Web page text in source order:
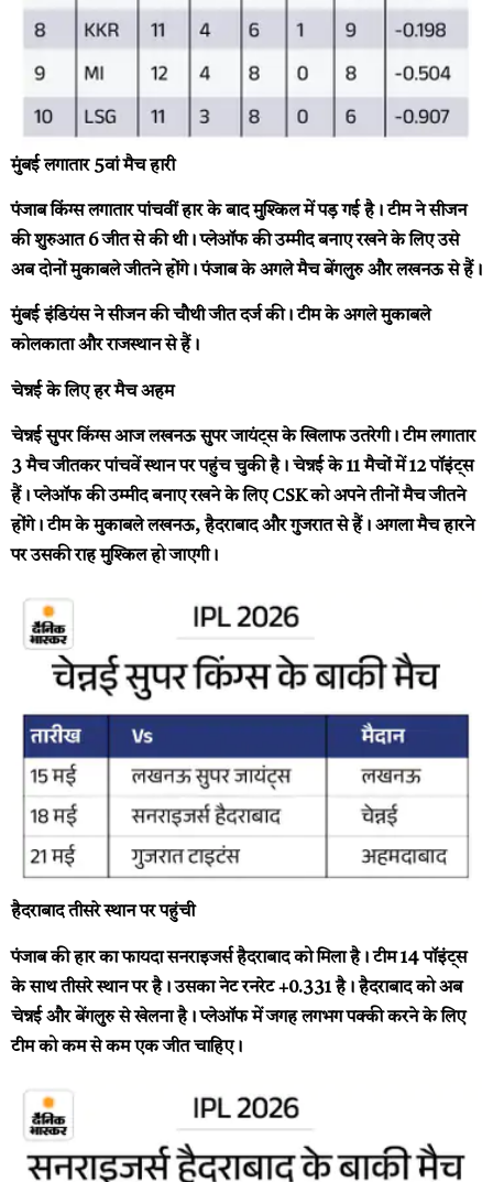
मुंबई लगातार 5वां मैच हारी
पंजाब किंग्स लगातार पांचवीं हार के बाद मुश्किल में पड़ गई है। टीम ने सीजन
की शुरुआत 6 जीत से की थी। प्लेऑफ की उम्मीद बनाए रखने के लिए उसे
अब दोनों मुकाबले जीतने होंगे। पंजाब के अगले मैच बेंगलुरु और लखनऊ से हैं।
मुंबई इंडियंस ने सीजन की चौथी जीत दर्ज की। टीम के अगले मुकाबले
कोलकाता और राजस्थान से हैं।
चेन्नई के लिए हर मैच अहम
चेन्नई सुपर किंग्स आज लखनऊ सुपर जायंट्स के खिलाफ उतरेगी। टीम लगातार
3 मैच जीतकर पांचवें स्थान पर पहुंच चुकी है। चेन्नई के 11 मैचों में 12 पॉइंट्स
हैं। प्लेऑफ की उम्मीद बनाए रखने के लिए CSK को अपने तीनों मैच जीतने
होंगे। टीम के मुकाबले लखनऊ, हैदराबाद और गुजरात से हैं। अगला मैच हारने
पर उसकी राह मुश्किल हो जाएगी।
हैदराबाद तीसरे स्थान पर पहुंची
पंजाब की हार का फायदा सनराइजर्स हैदराबाद को मिला है। टीम 14 पॉइंट्स
के साथ तीसरे स्थान पर है। उसका नेट रनरेट +0.331 है। हैदराबाद को अब
चेन्नई और बेंगलुरु से खेलना है। प्लेऑफ में जगह लगभग पक्की करने के लिए
टीम को कम से कम एक जीत चाहिए।